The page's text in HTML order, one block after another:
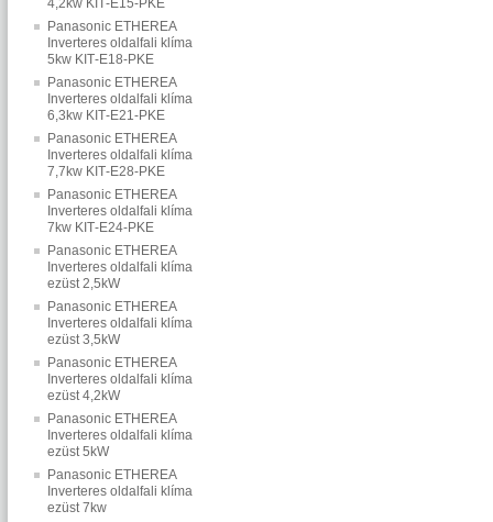
4,2kw KIT‐E15‐PKE
Panasonic ETHEREA
Inverteres oldalfali klíma
5kw KIT‐E18‐PKE
Panasonic ETHEREA
Inverteres oldalfali klíma
6,3kw KIT‐E21‐PKE
Panasonic ETHEREA
Inverteres oldalfali klíma
7,7kw KIT‐E28‐PKE
Panasonic ETHEREA
Inverteres oldalfali klíma
7kw KIT‐E24‐PKE
Panasonic ETHEREA
Inverteres oldalfali klíma
ezüst 2,5kW
Panasonic ETHEREA
Inverteres oldalfali klíma
ezüst 3,5kW
Panasonic ETHEREA
Inverteres oldalfali klíma
ezüst 4,2kW
Panasonic ETHEREA
Inverteres oldalfali klíma
ezüst 5kW
Panasonic ETHEREA
Inverteres oldalfali klíma
ezüst 7kw